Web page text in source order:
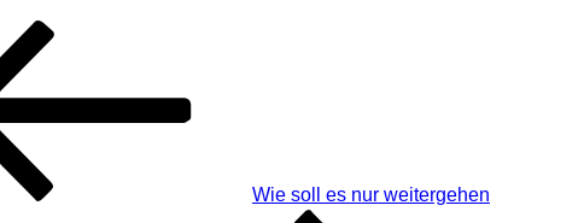
Wie soll es nur weitergehen